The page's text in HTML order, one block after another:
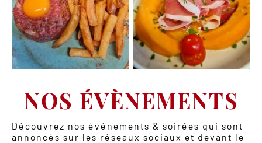
NOS ÉVÈNEMENTS
Découvrez nos événements & soirées qui sont
annoncés sur les réseaux sociaux et devant le